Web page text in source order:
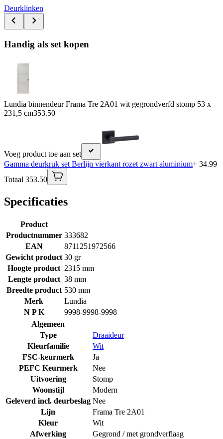
Deurklinken
Handig als set kopen
Lundia binnendeur Frama Tre 2A01 wit gegrondverfd stomp 53 x
231,5 cm353.50
Voeg product toe aan set
Gamma deurkruk set Berlijn vierkant rozet zwart aluminium+ 34.99
Totaal 353.50
Specificaties
Product
Productnummer 333682
EAN
8711251972566
Gewicht product 30 gr
Hoogte product 2315 mm
Lengte product 38 mm
Breedte product 530 mm
Merk
Lundia
N P K
9998-9998-9998
Algemeen
Type
Draaideur
Kleurfamilie
Wit
FSC-keurmerk
Ja
PEFC Keurmerk
Nee
Uitvoering
Stomp
Woonstijl
Modern
Geleverd incl. deurbeslag Nee
Lijn
Frama Tre 2A01
Kleur
Wit
Afwerking
Gegrond / met grondverflaag